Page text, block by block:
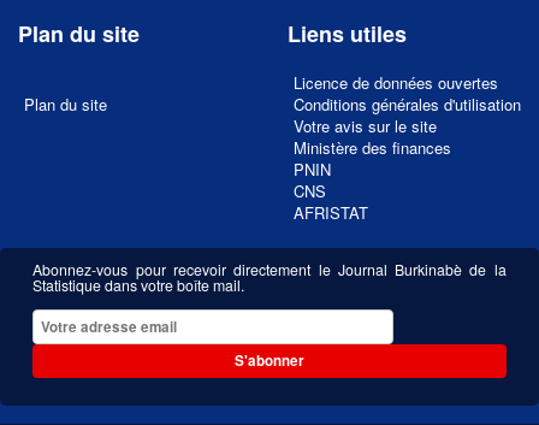
Plan du site
Plan du site
Liens utiles
Licence de données ouvertes
Conditions générales d'utilisation
Votre avis sur le site
Ministère des finances
PNIN
CNS
AFRISTAT
Abonnez-vous pour recevoir directement le Journal Burkinabè de la
Statistique dans votre boîte mail.
S'abonner